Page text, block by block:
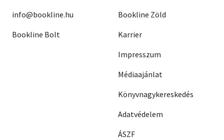
info@bookline.hu
Bookline Bolt
Bookline Zöld
Karrier
Impresszum
Médiaajánlat
Könyvnagykereskedés
Adatvédelem
ÁSZF